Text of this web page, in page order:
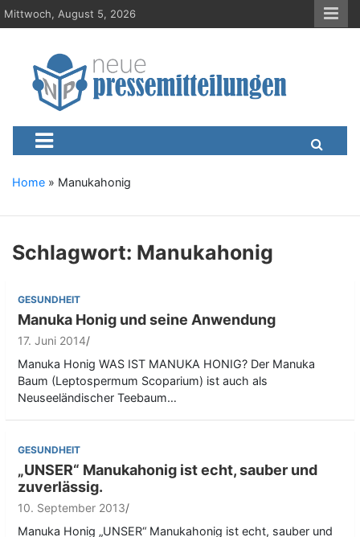
S
k
Mittwoch, August 5, 2026
Neue-
Presseportal, Nachrichten, News, Meldungen, Wirtschaft
Home » Manukahonig
Schlagwort: Manukahonig
GESUNDHEIT
Manuka Honig und seine Anwendung
17. Juni 2014
Manuka Honig WAS IST MANUKA HONIG? Der Manuka
Baum (Leptospermum Scoparium) ist auch als
Neuseeländischer Teebaum…
GESUNDHEIT
„UNSER“ Manukahonig ist echt, sauber und
zuverlässig.
10. September 2013
Manuka Honig „UNSER“ Manukahonig ist echt, sauber und